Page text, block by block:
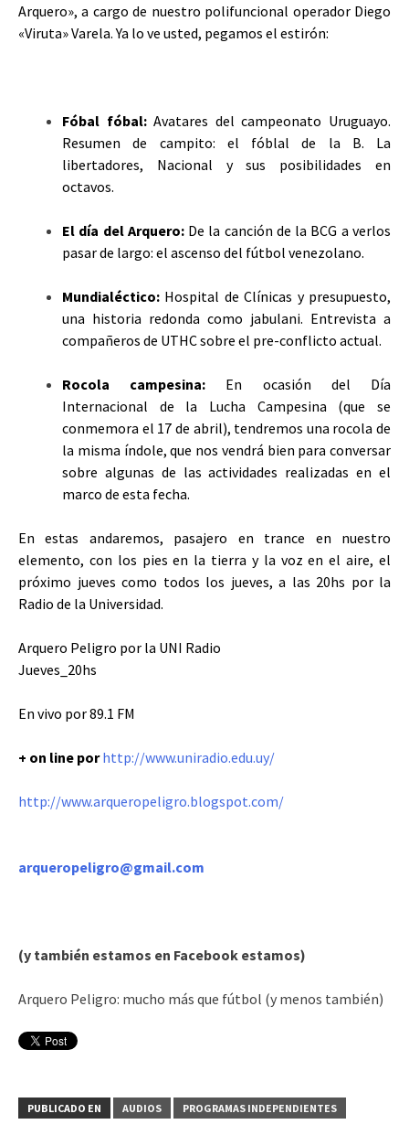
Arquero», a cargo de nuestro polifuncional operador Diego
«Viruta» Varela. Ya lo ve usted, pegamos el estirón:
Fóbal fóbal:Avatares del campeonato Uruguayo.
Resumen de campito: el fóblal de la B. La
libertadores, Nacional y sus posibilidades en
octavos.
El día del Arquero: De la canción de la BCG a verlos
pasar de largo: el ascenso del fútbol venezolano.
Mundialéctico: Hospital de Clínicas y presupuesto,
una historia redonda como jabulani. Entrevista a
compañeros de UTHC sobre el pre-conflicto actual.
Rocola campesina: En ocasión del Día
Internacional de la Lucha Campesina (que se
conmemora el 17 de abril), tendremos una rocola de
la misma índole, que nos vendrá bien para conversar
sobre algunas de las actividades realizadas en el
marco de esta fecha.
En estas andaremos, pasajero en trance en nuestro
elemento, con los pies en la tierra y la voz en el aire, el
próximo jueves como todos los jueves, a las 20hs por la
Radio de la Universidad.
Arquero Peligro por la UNI Radio
Jueves_20hs
En vivo por 89.1 FM
+ on line porhttp://www.uniradio.edu.uy/
http://www.arqueropeligro.blogspot.com/
arqueropeligro@gmail.com
(y también estamos en Facebook estamos)
Arquero Peligro: mucho más que fútbol (y menos también)
PUBLICADO EN AUDIOS PROGRAMAS INDEPENDIENTES